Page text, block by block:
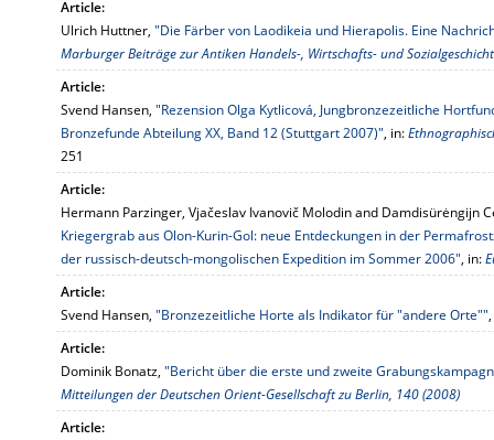
Article:
Ulrich Huttner, "Die Färber von Laodikeia und Hierapolis. Eine
Marburger Beiträge zur Antiken Handels-, Wirtschafts- und
Article:
Svend Hansen, "Rezension Olga Kytlicová, Jungbronzezeitliche
Bronzefunde Abteilung XX, Band 12 (Stuttgart 2007)", in:
251
Article:
Hermann Parzinger, Vjačeslav Ivanovič Molodin and Damdisürėngijn
Kriegergrab aus Olon-Kurin-Gol: neue Entdeckungen in der
der russisch-deutsch-mongolischen Expedition im Sommer 2006", in:
Article:
Svend Hansen, "Bronzezeitliche Horte als Indikator für "andere Orte""
Article:
Dominik Bonatz, "Bericht über die erste und zweite
Mitteilungen der Deutschen Orient-Gesellschaft zu Berlin, 140 (2008)
Article: